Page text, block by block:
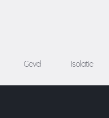
Gevel Isolatie